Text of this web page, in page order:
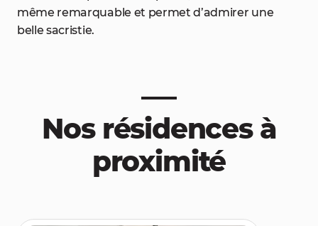
même remarquable et permet d’admirer une
belle sacristie.
Nos résidences à
proximité